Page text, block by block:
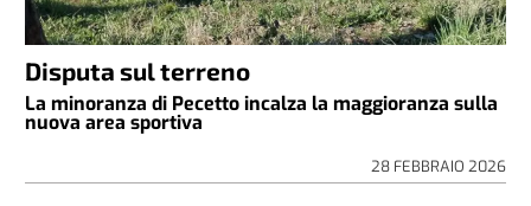
Disputa sul terreno
La minoranza di Pecetto incalza la maggioranza sulla
nuova area sportiva
28 FEBBRAIO 2026